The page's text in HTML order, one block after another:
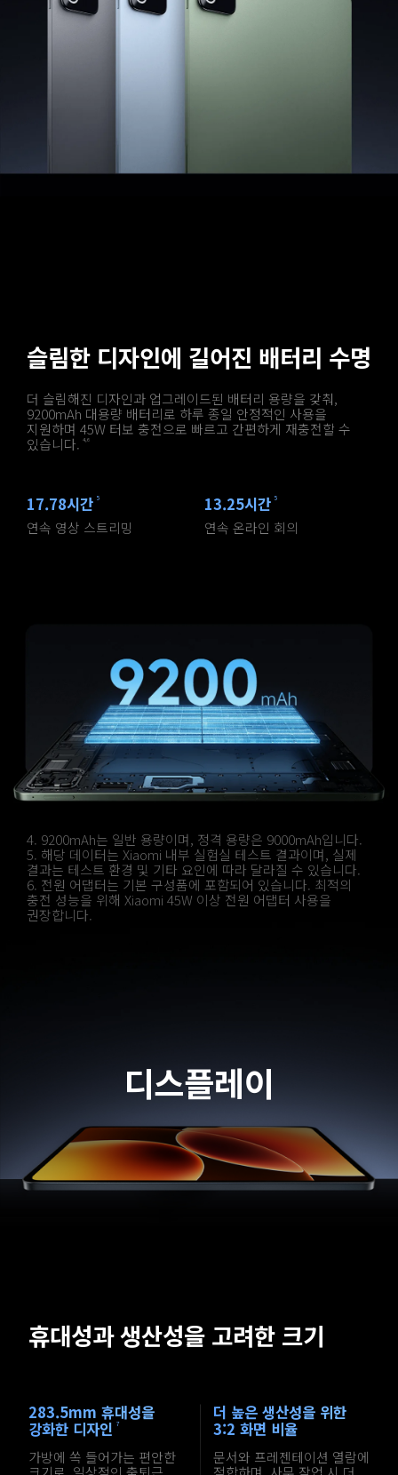
슬림한 디자인에 길어진 배터리 수명
더 슬림해진 디자인과 업그레이드된 배터리 용량을 갖춰,
9200mAh 대용량 배터리로 하루 종일 안정적인 사용을
지원하며 45W 터보 충전으로 빠르고 간편하게 재충전할 수
있습니다. 4,6
17.78시간 5
연속 영상 스트리밍
13.25시간 5
연속 온라인 회의
4. 9200mAh는 일반 용량이며, 정격 용량은 9000mAh입니다.
5. 해당 데이터는 Xiaomi 내부 실험실 테스트 결과이며, 실제
결과는 테스트 환경 및 기타 요인에 따라 달라질 수 있습니다.
6. 전원 어댑터는 기본 구성품에 포함되어 있습니다. 최적의
충전 성능을 위해 Xiaomi 45W 이상 전원 어댑터 사용을
권장합니다.
디스플레이
휴대성과 생산성을 고려한 크기
283.5mm 휴대성을
강화한 디자인 7
가방에 쏙 들어가는 편안한
더 높은 생산성을 위한
3:2 화면 비율
문서와 프레젠테이션 열람에